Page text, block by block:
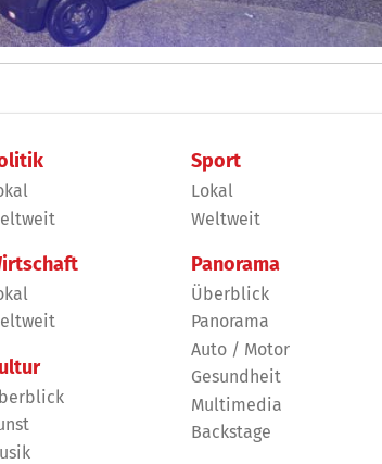
Sport
Lokal
Weltweit
Panorama
Überblick
Panorama
Auto / Motor
Gesundheit
Multimedia
Backstage